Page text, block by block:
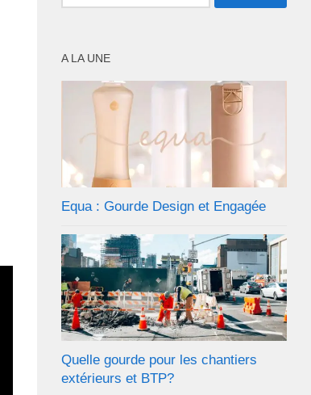
A LA UNE
Equa : Gourde Design et Engagée
Quelle gourde pour les chantiers
extérieurs et BTP?